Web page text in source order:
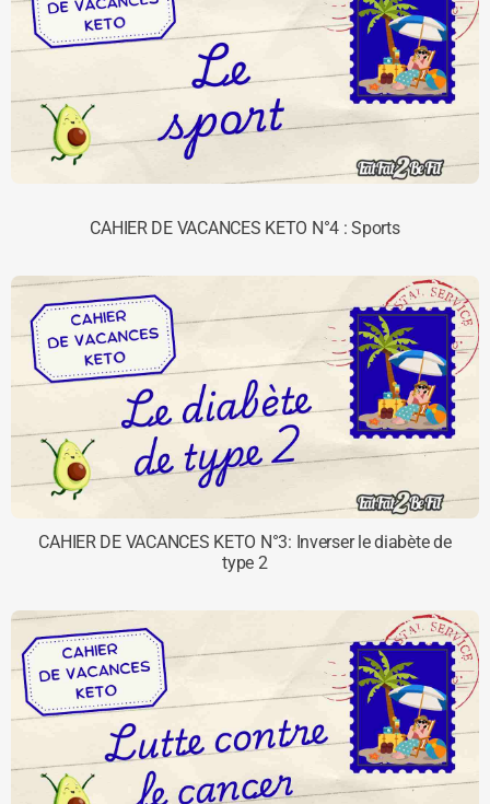
CAHIER DE VACANCES KETO N°4 : Sports
CAHIER DE VACANCES KETO N°3: Inverser le diabète de
type 2